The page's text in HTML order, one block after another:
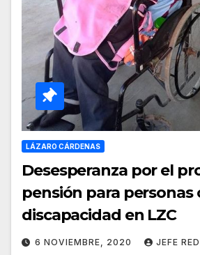
LÁZARO CÁRDENAS
Desesperanza por el
pensión para personas
discapacidad en LZC
6 NOVIEMBRE, 2020 JEFE